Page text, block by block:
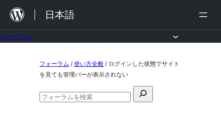
を
日本語
ォーラム
フォーラム / 使い方全般 / ログインした状態でサイト
を見ても管理バーが表示されない
検
フ